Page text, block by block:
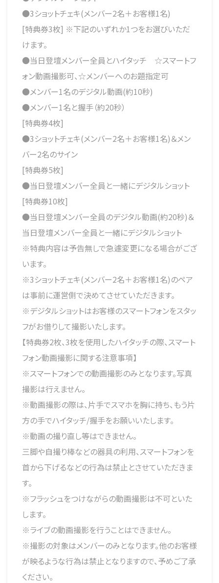
●3ショットチェキ(メンバー2名＋お客様1名)
[特典券3枚] ※下記のいずれか1つをお選びいただ
けます。
●当日登壇メンバー全員とハイタッチ ☆スマートフ
ォン動画撮影可、☆メンバーへのお題指定可
●メンバー1名のデジタル動画(約10秒)
●メンバー1名と握手（約20秒）
[特典券4枚]
●3ショットチェキ(メンバー2名＋お客様1名)＆メン
バー2名のサイン
[特典券5枚]
●当日登壇メンバー全員と一緒にデジタルショット
[特典券10枚]
●当日登壇メンバー全員のデジタル動画(約20秒)＆
当日登壇メンバー全員と一緒にデジタルショット
※特典内容は予告無しで急遽変更になる場合がござ
います。
※3ショットチェキ(メンバー2名＋お客様1名)のペア
は事前に運営側で決めてさせていただきます。
※デジタルショットはお客様のスマートフォンをスタッ
フがお借りして撮影いたします。
【特典券2枚、3枚を使用したハイタッチの際、スマート
フォン動画撮影に関する注意事項】
※スマートフォンでの動画撮影のみとなります。写真
撮影は行えません。
※動画撮影の際は、片手でスマホを胸に持ち、もう片
方の手でハイタッチ/握手をお願いいたします。
※動画の撮り直し等はできません。
三脚や自撮り棒などの器具の利用、スマートフォンを
首から下げるなどの行為は禁止とさせていただきま
す。
※フラッシュをつけながらの動画撮影は不可といた
します。
※ライブの動画撮影を行うことはできません。
※撮影の対象はメンバーのみとなります。他のお客様
が映るような行為は禁止となりますので、予めご了承
ください。